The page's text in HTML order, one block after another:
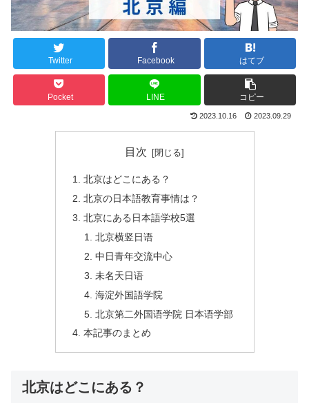
Twitter Facebook はてブ
Pocket LINE コピー
2023.10.16 2023.09.29
目次
北京はどこにある？
北京の日本語教育事情は？
北京にある日本語学校5選
北京横竖日语
中日青年交流中心
未名天日语
海淀外国語学院
北京第二外国语学院 日本语学部
本記事のまとめ
北京はどこにある？